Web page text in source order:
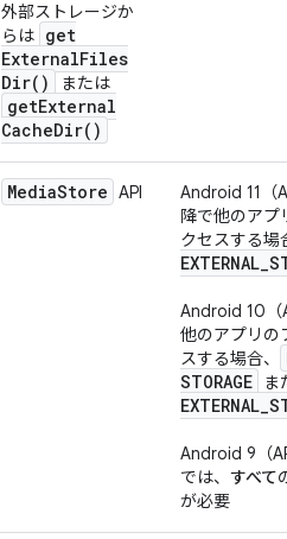
外部ストレージか
らは get
ExternalFiles
Dir( ) または
getExternal
CacheDir( )
MediaStore API
Android 11（
降で他のアプ
クセスする場
EXTERNAL_
Android 10（
他のアプリの
スする場合、
STORAGE
ま
EXTERNAL_
Android 9（
では、 すべて
が必要